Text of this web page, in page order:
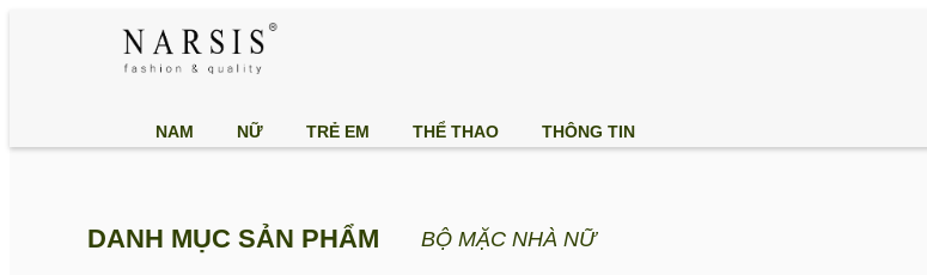
NAM NỮ TRẺ EM THỂ THAO THÔNG TIN
DANH MỤC SẢN PHẨM BỘ MẶC NHÀ NỮ